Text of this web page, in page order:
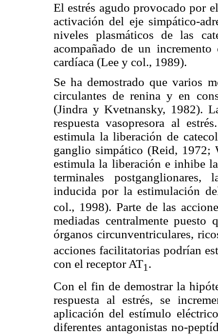
El estrés agudo provocado por
activación del eje simpático-
niveles plasmáticos de las
acompañado de un
cardíaca (Lee y col., 1989).
Se ha demostrado que varios
circulantes de renina y en
(Jindra y Kvetnansky, 1982).
respuesta vasopresora al
estimula la liberación de
ganglio simpático (Reid,
estimula la liberación e inhibe
terminales
inducida por la estimulación
col., 1998). Parte de las
mediadas centralmente
órganos circunventriculares,
acciones facilitatorias podrían
con el receptor AT1 .
Con el fin de demostrar la
respuesta al estrés, se
aplicación del estímulo
diferentes antagonistas no-